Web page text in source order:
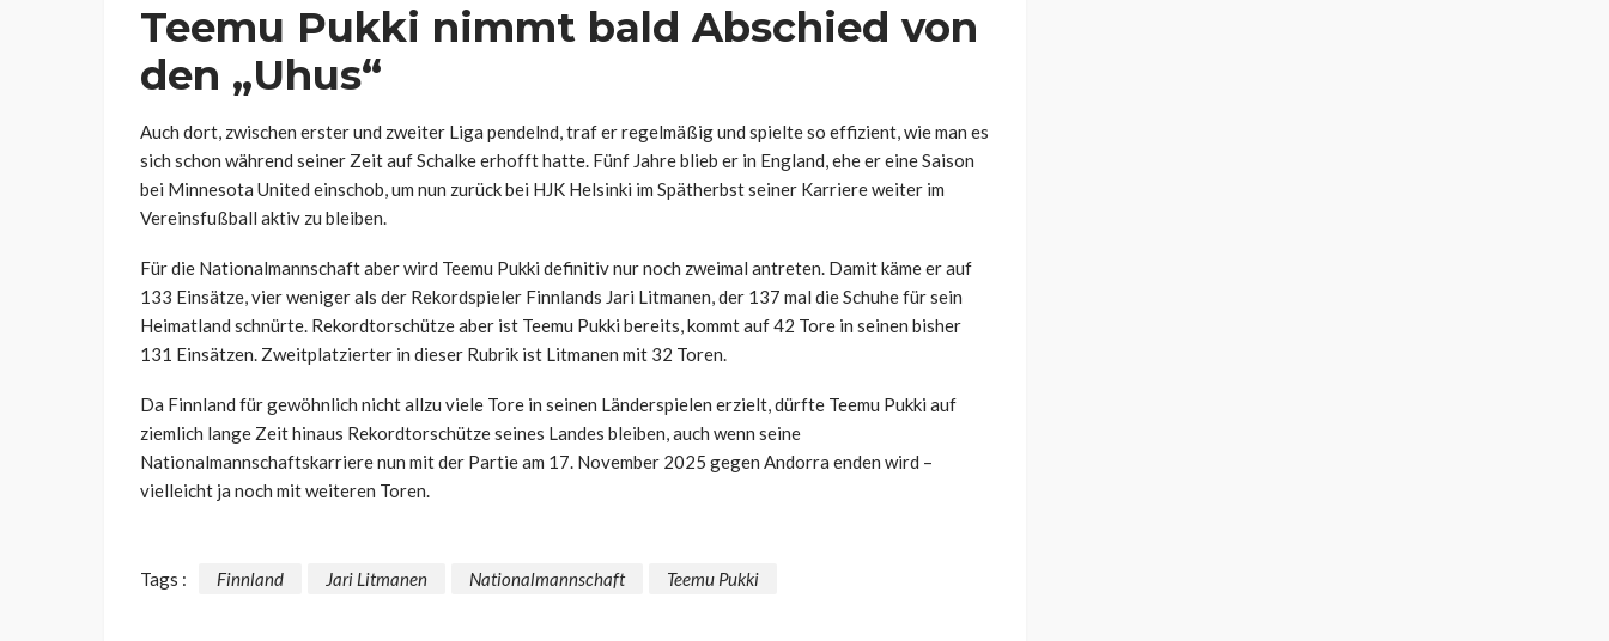
Teemu Pukki nimmt bald Abschied von
den „Uhus“
Auch dort, zwischen erster und zweiter Liga pendelnd, traf er regelmäßig und spielte so effizient, wie man es
sich schon während seiner Zeit auf Schalke erhofft hatte. Fünf Jahre blieb er in England, ehe er eine Saison
bei Minnesota United einschob, um nun zurück bei HJK Helsinki im Spätherbst seiner Karriere weiter im
Vereinsfußball aktiv zu bleiben.
Für die Nationalmannschaft aber wird Teemu Pukki definitiv nur noch zweimal antreten. Damit käme er auf
133 Einsätze, vier weniger als der Rekordspieler Finnlands Jari Litmanen, der 137 mal die Schuhe für sein
Heimatland schnürte. Rekordtorschütze aber ist Teemu Pukki bereits, kommt auf 42 Tore in seinen bisher
131 Einsätzen. Zweitplatzierter in dieser Rubrik ist Litmanen mit 32 Toren.
Da Finnland für gewöhnlich nicht allzu viele Tore in seinen Länderspielen erzielt, dürfte Teemu Pukki auf
ziemlich lange Zeit hinaus Rekordtorschütze seines Landes bleiben, auch wenn seine
Nationalmannschaftskarriere nun mit der Partie am 17. November 2025 gegen Andorra enden wird –
vielleicht ja noch mit weiteren Toren.
Tags : Finnland Jari Litmanen Nationalmannschaft Teemu Pukki